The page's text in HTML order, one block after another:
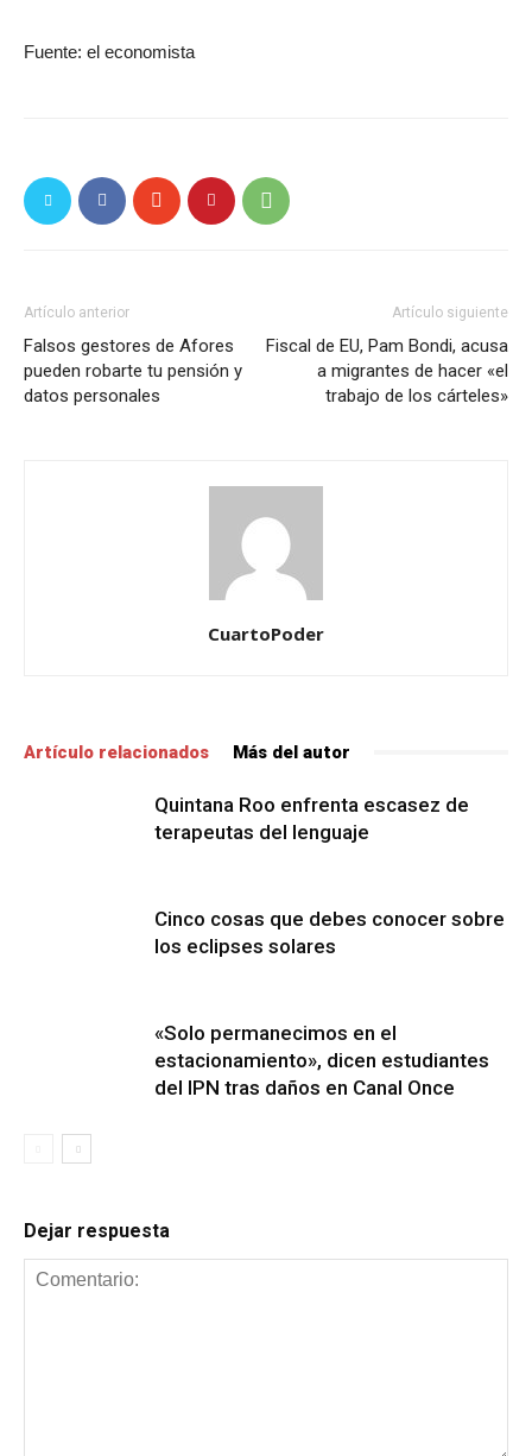
Fuente: el economista
Artículo anterior
Falsos gestores de Afores
pueden robarte tu pensión y
datos personales
Artículo siguiente
Fiscal de EU, Pam Bondi, acusa
a migrantes de hacer «el
trabajo de los cárteles»
CuartoPoder
Artículo relacionados Más del autor
Quintana Roo enfrenta escasez de
terapeutas del lenguaje
Cinco cosas que debes conocer sobre
los eclipses solares
«Solo permanecimos en el
estacionamiento», dicen estudiantes
del IPN tras daños en Canal Once
Dejar respuesta